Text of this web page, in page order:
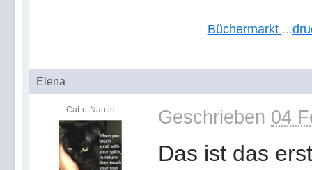
Büchermarkt ...
Elena
Cat-o-Nautin Geschrieben 04
Das ist das